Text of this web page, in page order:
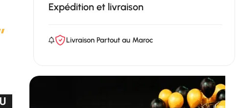
Expédition et livraison
Livraison Partout au Maroc